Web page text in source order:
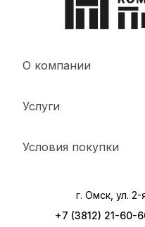
О компании
Услуги
Условия покупки
г. Омск, ул. 2-
+7 (3812) 21-60-